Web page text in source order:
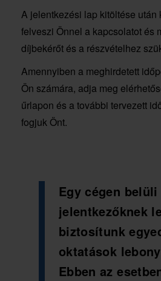
A jelentkezési lap kitöltése után
felveszi Önnel a kapcsolatot és
díjbekérőt és a részvételhez
Amennyiben a meghirdetett
Ön számára, adja meg
űrlapon és a további tervezett
fogjuk Önt.
Egy cégen belüli
jelentkezőknek
biztosítunk
oktatások
Ebben az